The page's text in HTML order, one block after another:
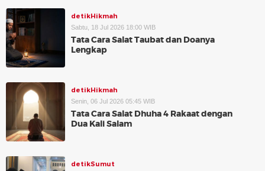
detikHikmah
Sabtu, 18 Jul 2026 18:00 WIB
Tata Cara Salat Taubat dan Doanya
Lengkap
detikHikmah
Senin, 06 Jul 2026 05:45 WIB
Tata Cara Salat Dhuha 4 Rakaat dengan
Dua Kali Salam
detikSumut